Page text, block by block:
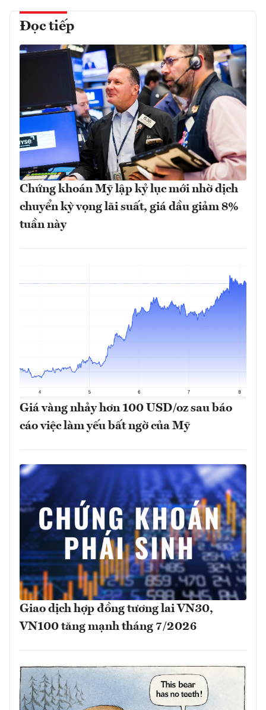
Đọc tiếp
Chứng khoán Mỹ lập kỷ lục mới nhờ dịch
chuyển kỳ vọng lãi suất, giá dầu giảm 8%
tuần này
Giá vàng nhảy hơn 100 USD/oz sau báo
cáo việc làm yếu bất ngờ của Mỹ
Giao dịch hợp đồng tương lai VN30,
VN100 tăng mạnh tháng 7/2026